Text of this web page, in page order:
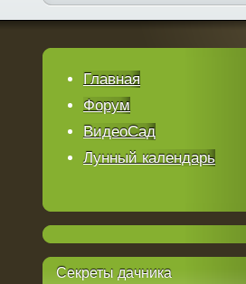
Главная
Форум
ВидеоСад
Лунный календарь
Секреты дачника